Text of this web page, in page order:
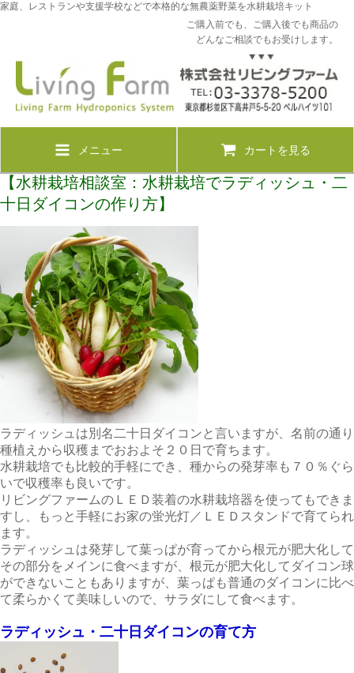
家庭、レストランや支援学校などで本格的な無農薬野菜を水耕栽培キット
ご購入前でも、ご購入後でも商品の
どんなご相談でもお受けします。
メニュー カートを見る
【水耕栽培相談室：水耕栽培でラディッシュ・二
十日ダイコンの作り方】
ラディッシュは別名二十日ダイコンと言いますが、名前の通り
種植えから収穫までおおよそ２０日で育ちます。
水耕栽培でも比較的手軽にでき、種からの発芽率も７０％ぐら
いで収穫率も良いです。
リビングファームのＬＥＤ装着の水耕栽培器を使ってもできま
すし、もっと手軽にお家の蛍光灯／ＬＥＤスタンドで育てられ
ます。
ラディッシュは発芽して葉っぱが育ってから根元が肥大化して
その部分をメインに食べますが、根元が肥大化してダイコン球
ができないこともありますが、葉っぱも普通のダイコンに比べ
て柔らかくて美味しいので、サラダにして食べます。
ラディッシュ・二十日ダイコンの育て方